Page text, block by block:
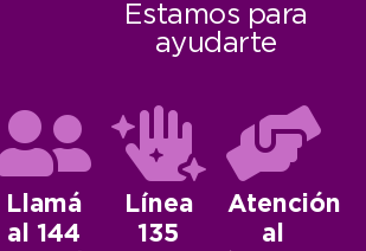
Estamos para
ayudarte
Llamá
al 144
Línea
135
Atención
al